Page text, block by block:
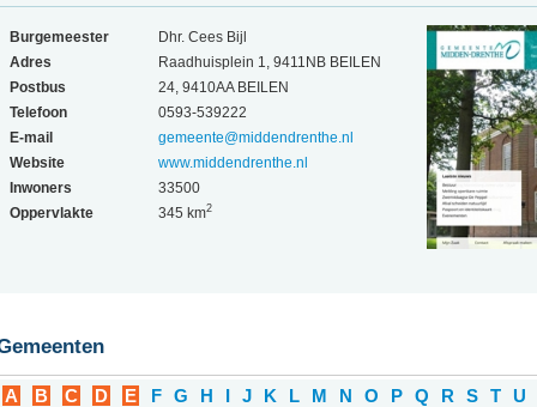
Burgemeester
Dhr. Cees Bijl
Adres
Raadhuisplein 1, 9411NB BEILEN
Postbus
24, 9410AA BEILEN
Telefoon
0593-539222
E-mail
gemeente@middendrenthe.nl
Website
www.middendrenthe.nl
Inwoners
33500
Oppervlakte
345 km2
A B C D E F G H I J K L M N O P Q R S T U